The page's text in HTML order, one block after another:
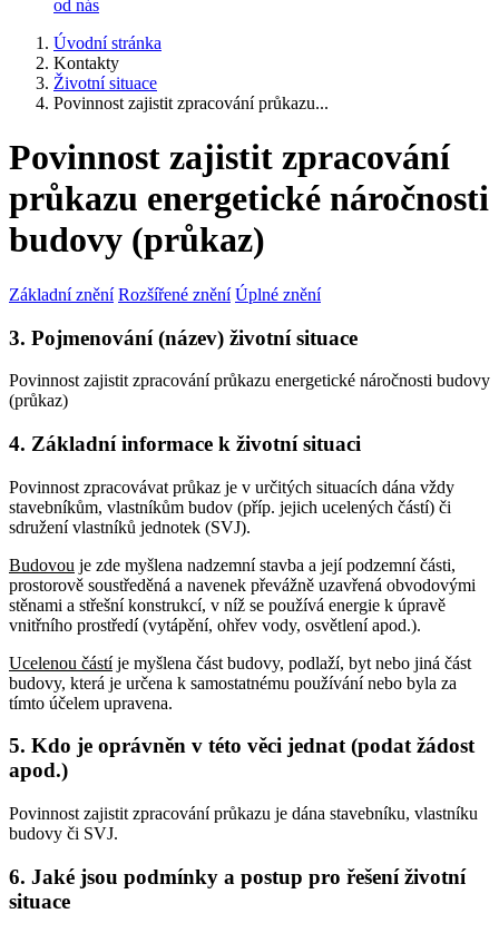
od nás
Úvodní stránka
Kontakty
Životní situace
Povinnost zajistit zpracování průkazu...
Povinnost zajistit zpracování
průkazu energetické náročnosti
budovy (průkaz)
Základní znění Rozšířené znění Úplné znění
3. Pojmenování (název) životní situace
Povinnost zajistit zpracování průkazu energetické náročnosti budovy
(průkaz)
4. Základní informace k životní situaci
Povinnost zpracovávat průkaz je v určitých situacích dána vždy
stavebníkům, vlastníkům budov (příp. jejich ucelených částí) či
sdružení vlastníků jednotek (SVJ).
Budovou je zde myšlena nadzemní stavba a její podzemní části,
prostorově soustředěná a navenek převážně uzavřená obvodovými
stěnami a střešní konstrukcí, v níž se používá energie k úpravě
vnitřního prostředí (vytápění, ohřev vody, osvětlení apod.).
Ucelenou částíje myšlena část budovy, podlaží, byt nebo jiná část
budovy, která je určena k samostatnému používání nebo byla za
tímto účelem upravena.
5. Kdo je oprávněn v této věci jednat (podat žádost
apod.)
Povinnost zajistit zpracování průkazu je dána stavebníku, vlastníku
budovy či SVJ.
6. Jaké jsou podmínky a postup pro řešení životní
situace